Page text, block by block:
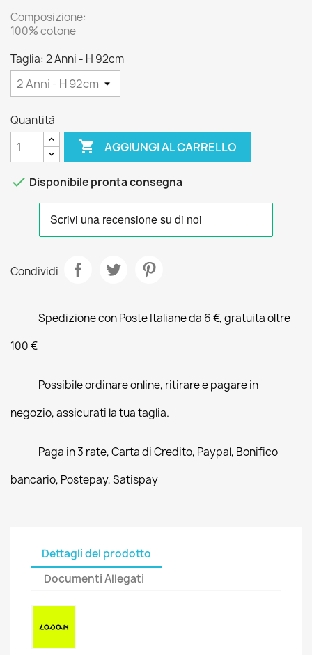
Composizione:
100% cotone
Taglia: 2 Anni - H 92cm
Quantità
 AGGIUNGI AL CARRELLO
 Disponibile pronta consegna
Condividi
Spedizione con Poste Italiane da 6 €, gratuita oltre
100 €
Possibile ordinare online, ritirare e pagare in
negozio, assicurati la tua taglia.
Paga in 3 rate, Carta di Credito, Paypal, Bonifico
bancario, Postepay, Satispay
Dettagli del prodotto
Documenti Allegati